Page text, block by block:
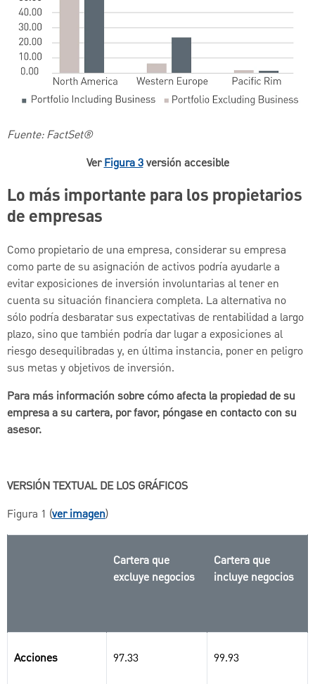
Fuente: FactSet®
VerFigura 3versión accesible
Lo más importante para los propietarios
de empresas
Como propietario de una empresa, considerar su empresa
como parte de su asignación de activos podría ayudarle a
evitar exposiciones de inversión involuntarias al tener en
cuenta su situación financiera completa. La alternativa no
sólo podría desbaratar sus expectativas de rentabilidad a largo
plazo, sino que también podría dar lugar a exposiciones al
riesgo desequilibradas y, en última instancia, poner en peligro
sus metas y objetivos de inversión.
Para más información sobre cómo afecta la propiedad de su
empresa a su cartera, por favor, póngase en contacto con su
asesor.
VERSIÓN TEXTUAL DE LOS GRÁFICOS
Figura 1 (ver imagen)
Cartera que
excluye negocios
Cartera que
incluye negocios
Acciones 97.33 99.93